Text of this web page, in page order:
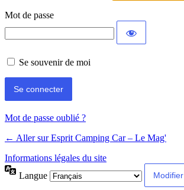
Mot de passe
Se souvenir de moi
Mot de passe oublié ?
← Aller sur Esprit Camping Car – Le Mag'
Informations légales du site
Langue